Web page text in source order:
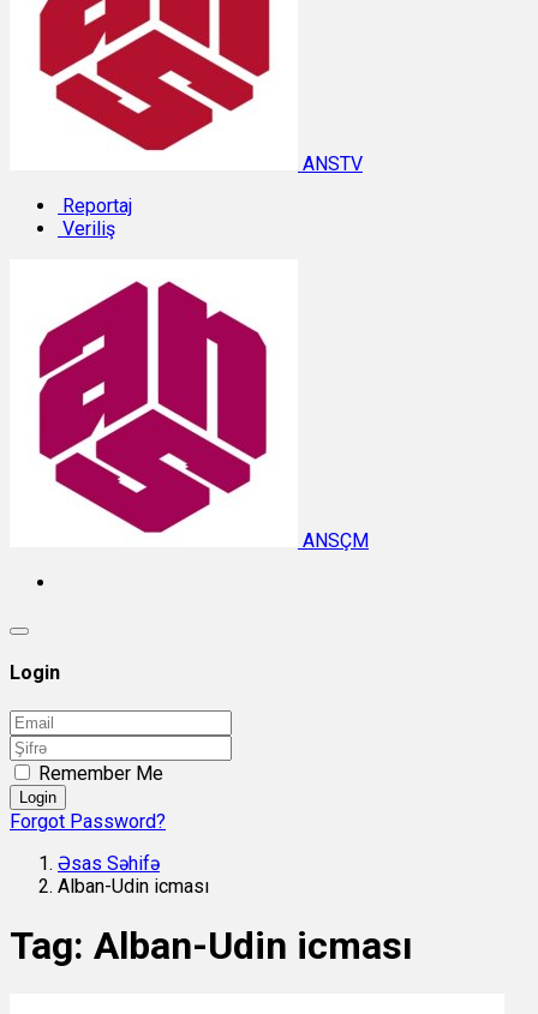
ANSTV
Reportaj
Veriliş
ANSÇM
Login
Remember Me
Login
Forgot Password?
Əsas Səhifə
Alban-Udin icması
Tag: Alban-Udin icması